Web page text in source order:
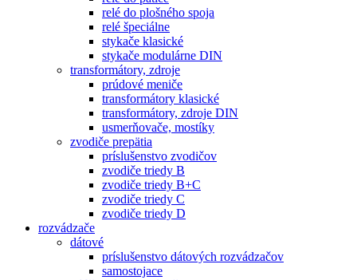
relé do plošného spoja
relé špeciálne
stykače klasické
stykače modulárne DIN
transformátory, zdroje
prúdové meniče
transformátory klasické
transformátory, zdroje DIN
usmerňovače, mostíky
zvodiče prepätia
príslušenstvo zvodičov
zvodiče triedy B
zvodiče triedy B+C
zvodiče triedy C
zvodiče triedy D
rozvádzače
dátové
príslušenstvo dátových rozvádzačov
samostojace